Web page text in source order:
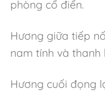
phòng cổ điển.
Hương giữa tiếp
nam tính và thanh
Hương cuối đọng